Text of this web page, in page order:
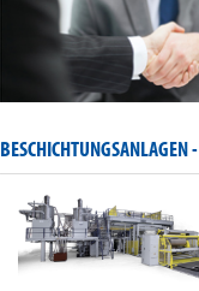
BESCHICHTUNGSANLAGEN -